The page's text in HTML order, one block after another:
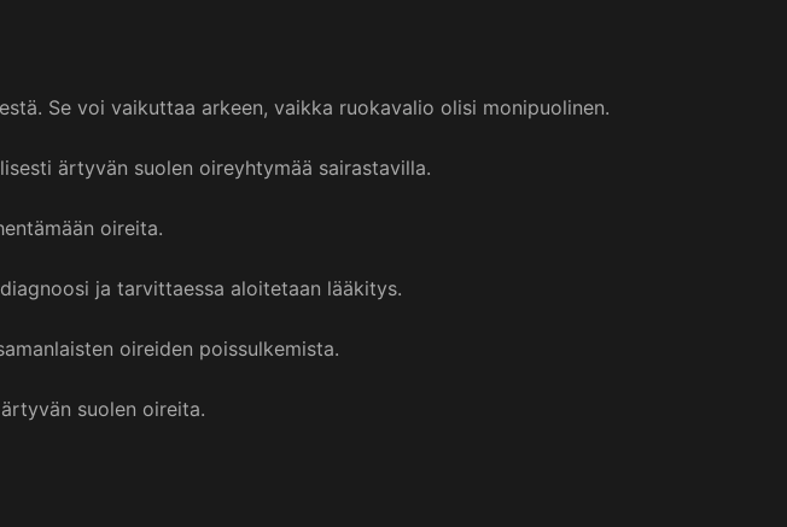
Se voi vaikuttaa arkeen, vaikka ruokavalio olisi monipuolinen.
ärtyvän suolen oireyhtymää sairastavilla.
oireita.
ja tarvittaessa aloitetaan lääkitys.
oireiden poissulkemista.
suolen oireita.